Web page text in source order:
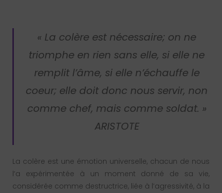
« La colère est nécessaire; on ne
triomphe en rien sans elle, si elle ne
remplit l’âme, si elle n’échauffe le
coeur; elle doit donc nous servir, non
comme chef, mais comme soldat. »
ARISTOTE
La colère est une émotion universelle, chacun de nous
l’a expérimentée à un moment donné de sa vie,
considérée comme destructrice, liée à l’agressivité, à la